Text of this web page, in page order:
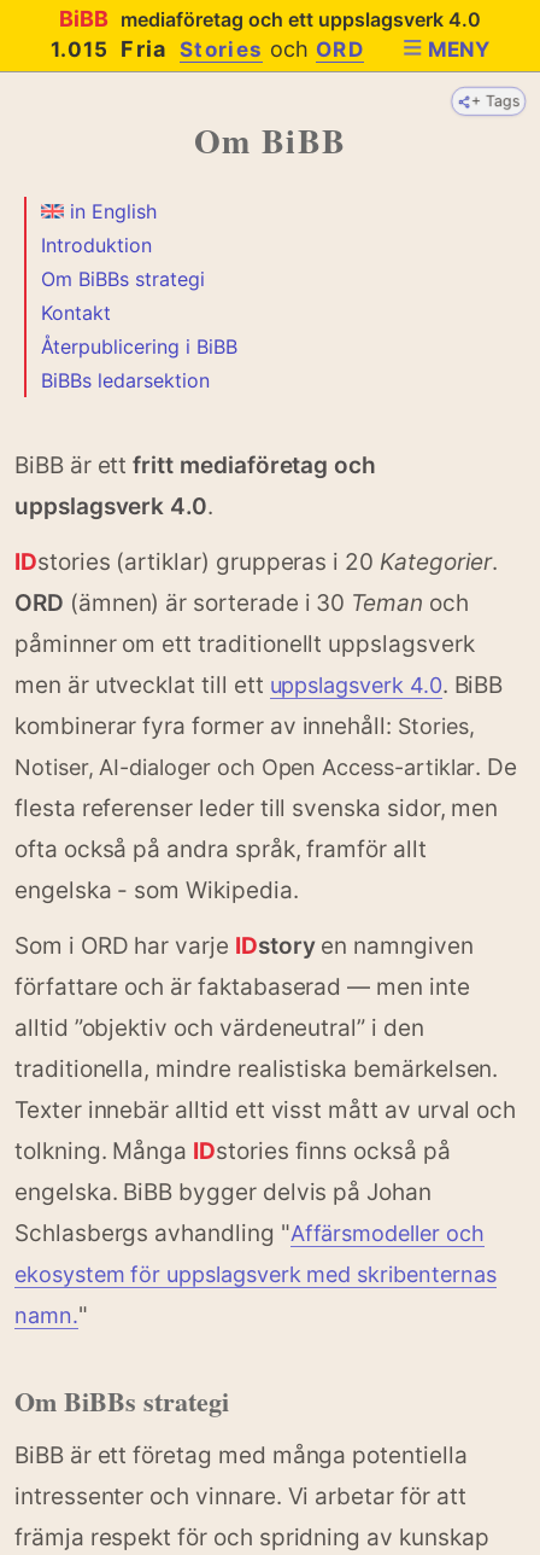
BiBB mediaföretag och ett uppslagsverk 4.0
1.015
FriaStories och ORD MENY
+ Tags
Om BiBB
in English
Introduktion
Om BiBBs strategi
Kontakt
Återpublicering i BiBB
BiBBs ledarsektion
BiBB är ettfritt mediaföretag och
uppslagsverk 4.0.
IDstories (artiklar) grupperas i 20 Kategorier.
ORD (ämnen) är sorterade i 30 Teman och
påminner om ett traditionellt uppslagsverk
men är utvecklat till ett uppslagsverk 4.0. BiBB
kombinerar fyra former av innehåll: Stories,
Notiser, AI-dialoger och Open Access-artiklar. De
flesta referenser leder till svenska sidor, men
ofta också på andra språk, framför allt
engelska - som Wikipedia.
Som i ORD har varje IDstoryen namngiven
författare och är faktabaserad — men inte
alltid ”objektiv och värdeneutral” i den
traditionella, mindre realistiska bemärkelsen.
Texter innebär alltid ett visst mått av urval och
tolkning. Många IDstories finns också på
engelska. BiBB bygger delvis på Johan
Schlasbergs avhandling "Affärsmodeller och
ekosystem för uppslagsverk med skribenternas
namn."
Om BiBBs strategi
BiBB är ett företag med många potentiella
intressenter och vinnare. Vi arbetar för att
främja respekt för och spridning av kunskap